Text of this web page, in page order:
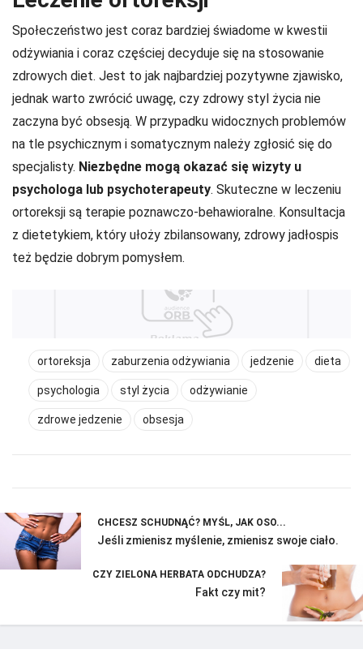
Społeczeństwo jest coraz bardziej świadome w kwestii
odżywiania i coraz częściej decyduje się na stosowanie
zdrowych diet. Jest to jak najbardziej pozytywne zjawisko,
jednak warto zwrócić uwagę, czy zdrowy styl życia nie
zaczyna być obsesją. W przypadku widocznych problemów
na tle psychicznym i somatycznym należy zgłosić się do
specjalisty. Niezbędne mogą okazać się wizyty u
psychologa lub psychoterapeuty. Skuteczne w leczeniu
ortoreksji są terapie poznawczo-behawioralne. Konsultacja
z dietetykiem, który ułoży zbilansowany, zdrowy jadłospis
też będzie dobrym pomysłem.
ortoreksja zaburzenia odżywiania jedzenie dieta
psychologia styl życia odżywianie
zdrowe jedzenie obsesja
CHCESZ SCHUDNĄĆ? MYŚL, JAK OSO...
Jeśli zmienisz myślenie, zmienisz swoje ciało.
CZY ZIELONA HERBATA ODCHUDZA?
Fakt czy mit?